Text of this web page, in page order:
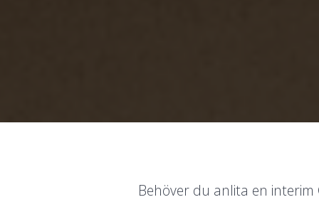
Behöver du anlita en